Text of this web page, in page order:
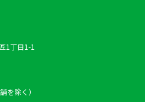
1丁目1-1
を除く）